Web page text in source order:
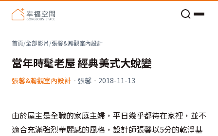
首頁/全部影片/張馨&瀚觀室內設計
當年時髦老屋 經典美式大蛻變
張馨&瀚觀室內設計 · 張馨 · 2018-11-13
由於屋主是全職的家庭主婦，平日幾乎都待在家裡，並不
適合充滿強烈華麗感的風格，設計師張馨以5分的乾淨基